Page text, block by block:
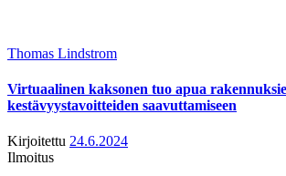
Thomas Lindstrom
Virtuaalinen kaksonen tuo apua
kestävyystavoitteiden saavuttamiseen
Kirjoitettu 24.6.2024
Ilmoitus